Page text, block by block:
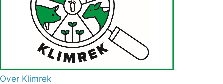
Over Klimrek